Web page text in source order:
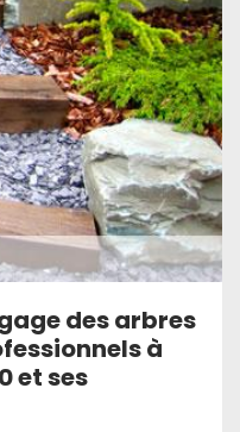
des arbres
à
et ses